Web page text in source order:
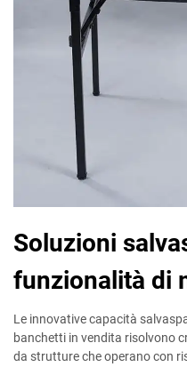
Soluzioni
funzionalità di
Le innovative capacità
banchetti in vendita risolvono
da strutture che operano con